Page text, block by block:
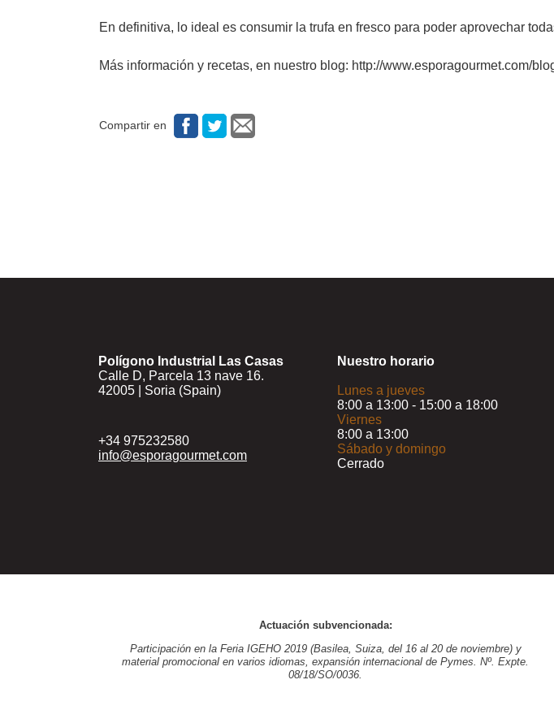
En definitiva, lo ideal es consumir la trufa en fresco para poder aprovechar
Más información y recetas, en nuestro blog: http://www.esporagourmet.com/
Compartir en
Polígono Industrial Las Casas
Calle D, Parcela 13 nave 16.
42005 | Soria (Spain)
+34 975232580
info@esporagourmet.com
Nuestro horario
Lunes a jueves
8:00 a 13:00 - 15:00 a 18:00
Viernes
8:00 a 13:00
Sábado y domingo
Cerrado
Actuación subvencionada:
Participación en la Feria IGEHO 2019 (Basilea, Suiza, del 16 al 20 de noviembre) y
material promocional en varios idiomas, expansión internacional de Pymes. Nº. Expte.
08/18/SO/0036.